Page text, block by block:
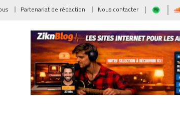
Partenariat de rédaction Nous contacter